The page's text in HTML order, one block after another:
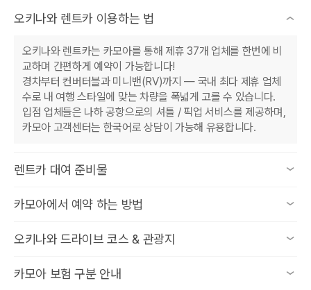
어로 확실하게 확인하고 안전하게 보장받을 수 있습니다!
오키나와 렌트카 이용하는 법
오키나와 렌트카는 카모아를 통해 제휴 37개 업체를 한번에 비
교하며 간편하게 예약이 가능합니다!
경차부터 컨버터블과 미니밴(RV)까지 — 국내 최다 제휴 업체
수로 내 여행 스타일에 맞는 차량을 폭넓게 고를 수 있습니다.
입점 업체들은 나하 공항으로의 셔틀 / 픽업 서비스를 제공하며,
카모아 고객센터는 한국어로 상담이 가능해 유용합니다.
렌트카 대여 준비물
여권 (필수)
는 불가)
예약자 본인 명의의 신용카드
카모아에서 예약 하는 방법
1. 해외 렌트 → 일본 → 오키나와 선택
3. 원하는 차량 선택 후 예약 진행
4. 정보 입력
오키나와 드라이브 코스 & 관광지
Route 1 · 나하 근교 — 첫날·마지막날 추천
카모아 보험 구분 안내